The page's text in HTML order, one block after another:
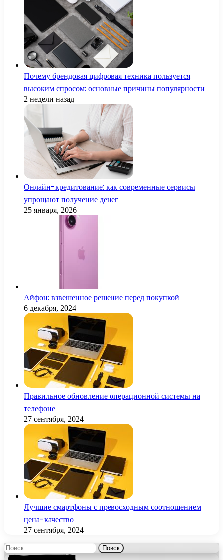
Почему брендовая цифровая техника пользуется
высоким спросом: основные причины популярности
2 недели назад
Онлайн-кредитование: как современные сервисы
упрощают получение денег
25 января, 2026
Айфон: взвешенное решение перед покупкой
6 декабря, 2024
Правильное обновление операционной системы на
телефоне
27 сентября, 2024
Лучшие смартфоны с превосходным соотношением
цена-качество
27 сентября, 2024
Найти: